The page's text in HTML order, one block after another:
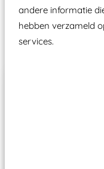
andere informatie
hebben verzameld
services.
Past er